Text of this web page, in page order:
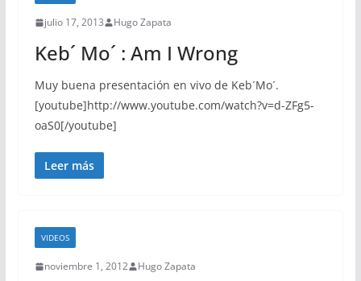
julio 17, 2013 Hugo Zapata
Keb´ Mo´ : Am I Wrong
Muy buena presentación en vivo de Keb´Mo´.
[youtube]http://www.youtube.com/watch?v=d-ZFg5-
oaS0[/youtube]
Leer más
VIDEOS
noviembre 1, 2012 Hugo Zapata